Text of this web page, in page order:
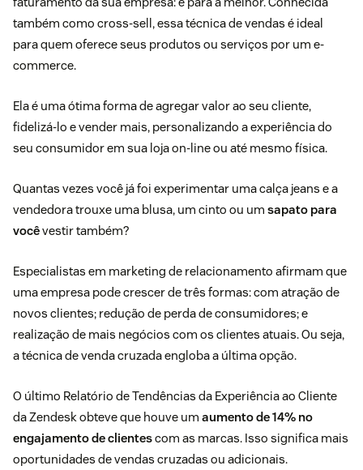
também como cross-sell, essa técnica de vendas é ideal
para quem oferece seus produtos ou serviços por um e-
commerce.
Ela é uma ótima forma de agregar valor ao seu cliente,
fidelizá-lo e vender mais, personalizando a experiência do
seu consumidor em sua loja on-line ou até mesmo física.
Quantas vezes você já foi experimentar uma calça jeans e a
vendedora trouxe uma blusa, um cinto ou um sapato para
vocêvestir também?
Especialistas em marketing de relacionamento afirmam que
uma empresa pode crescer de três formas: com atração de
novos clientes; redução de perda de consumidores; e
realização de mais negócios com os clientes atuais. Ou seja,
a técnica de venda cruzada engloba a última opção.
O último Relatório de Tendências da Experiência ao Cliente
da Zendeskobteve que houve um aumento de 14% no
engajamento de clientescom as marcas. Isso significa mais
oportunidades de vendas cruzadas ou adicionais.